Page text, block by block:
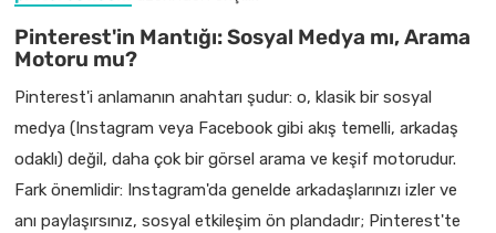
Pinterest'in Mantığı: Sosyal Medya mı, Arama
Motoru mu?
Pinterest'i anlamanın anahtarı şudur: o, klasik bir sosyal
medya (Instagram veya Facebook gibi akış temelli, arkadaş
odaklı) değil, daha çok bir görsel arama ve keşif motorudur.
Fark önemlidir: Instagram'da genelde arkadaşlarınızı izler ve
anı paylaşırsınız, sosyal etkileşim ön plandadır; Pinterest'te